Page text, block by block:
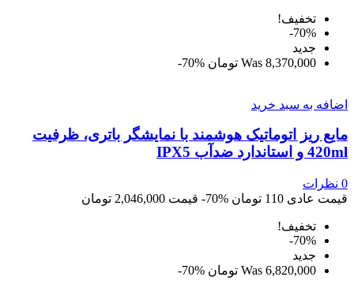
تخفیف!
‎-70%
جديد
Was 8,370,000 تومان ‎-70%
اضافه به سبد خرید
مایع ریز اتوماتیک هوشمند با نمایشگر باتری، ظرفیت
420ml و استاندارد ضدآب IPX5
0 نظرات
قیمت عادی 110 تومان ‎-70% قیمت 2,046,000 تومان
تخفیف!
‎-70%
جديد
Was 6,820,000 تومان ‎-70%